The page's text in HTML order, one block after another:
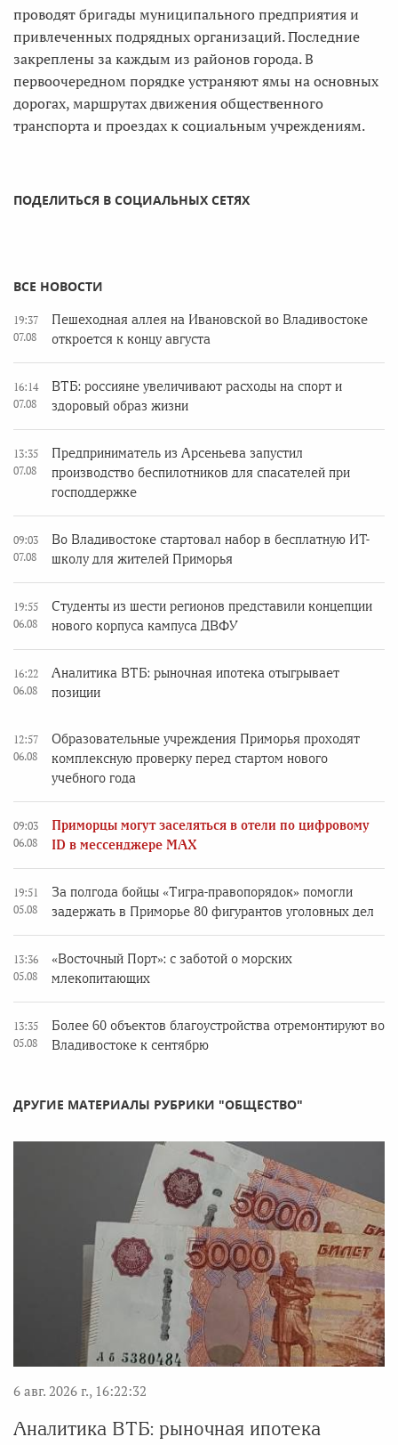
проводят бригады муниципального предприятия и
привлеченных подрядных организаций. Последние
закреплены за каждым из районов города. В
первоочередном порядке устраняют ямы на основных
дорогах, маршрутах движения общественного
транспорта и проездах к социальным учреждениям.
ПОДЕЛИТЬСЯ В СОЦИАЛЬНЫХ СЕТЯХ
ВСЕ НОВОСТИ
19:37
07.08
Пешеходная аллея на Ивановской во Владивостоке
откроется к концу августа
16:14
07.08
ВТБ: россияне увеличивают расходы на спорт и
здоровый образ жизни
13:35
07.08
Предприниматель из Арсеньева запустил
производство беспилотников для спасателей при
господдержке
09:03
07.08
Во Владивостоке стартовал набор в бесплатную ИТ-
школу для жителей Приморья
19:55
06.08
Студенты из шести регионов представили концепции
нового корпуса кампуса ДВФУ
16:22
06.08
Аналитика ВТБ: рыночная ипотека отыгрывает
позиции
12:57
06.08
Образовательные учреждения Приморья проходят
комплексную проверку перед стартом нового
учебного года
09:03
06.08
Приморцы могут заселяться в отели по цифровому
ID в мессенджере MAX
19:51
05.08
За полгода бойцы «Тигра-правопорядок» помогли
задержать в Приморье 80 фигурантов уголовных дел
13:36
05.08
«Восточный Порт»: с заботой о морских
млекопитающих
13:35
05.08
Более 60 объектов благоустройства отремонтируют во
Владивостоке к сентябрю
ДРУГИЕ МАТЕРИАЛЫ РУБРИКИ "ОБЩЕСТВО"
6 авг. 2026 г., 16:22:32
Аналитика ВТБ: рыночная ипотека